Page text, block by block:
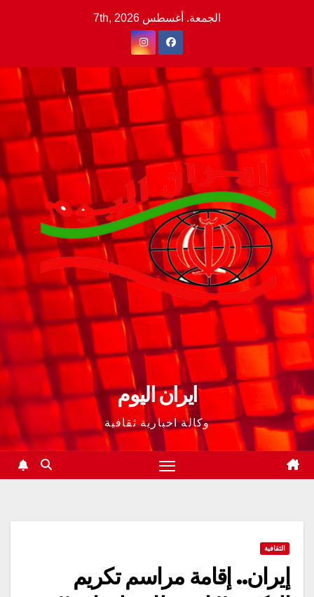
الجمعة. أغسطس 7th, 2026
ايران اليوم
وكالة اخبارية ثقافية
الثقافية
إيران.. إقامة مراسم تكريم